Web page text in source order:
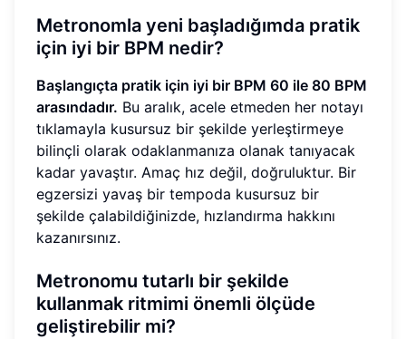
Metronomla yeni başladığımda pratik
için iyi bir BPM nedir?
Başlangıçta pratik için iyi bir BPM 60 ile 80 BPM
arasındadır. Bu aralık, acele etmeden her notayı
tıklamayla kusursuz bir şekilde yerleştirmeye
bilinçli olarak odaklanmanıza olanak tanıyacak
kadar yavaştır. Amaç hız değil, doğruluktur. Bir
egzersizi yavaş bir tempoda kusursuz bir
şekilde çalabildiğinizde, hızlandırma hakkını
kazanırsınız.
Metronomu tutarlı bir şekilde
kullanmak ritmimi önemli ölçüde
geliştirebilir mi?